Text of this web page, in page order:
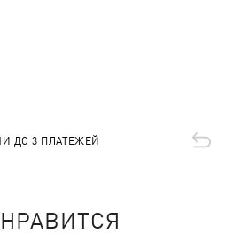
ДО 3 ПЛАТЕЖЕЙ